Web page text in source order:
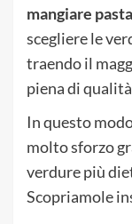
mangiare
scegliere le
traendo il
piena di
In questo
molto sforzo
verdure più
Scopriamole